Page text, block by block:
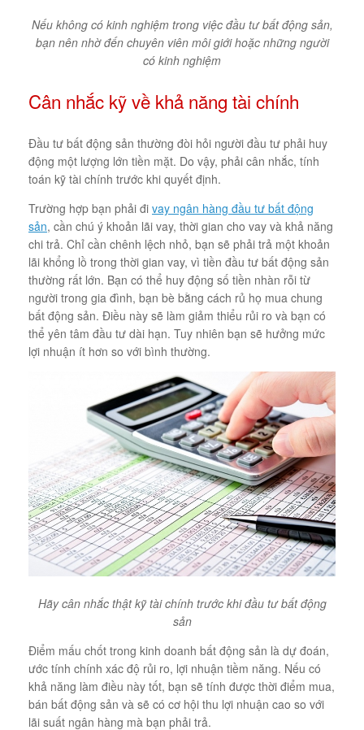
Nếu không có kinh nghiệm trong việc đầu tư bất động sản,
bạn nên nhờ đến chuyên viên môi giới hoặc những người
có kinh nghiệm
Cân nhắc kỹ về khả năng tài chính
Đầu tư bất động sản thường đòi hỏi người đầu tư phải huy
động một lượng lớn tiền mặt. Do vậy, phải cân nhắc, tính
toán kỹ tài chính trước khi quyết định.
Trường hợp bạn phải đi vay ngân hàng đầu tư bất động
sản, cần chú ý khoản lãi vay, thời gian cho vay và khả năng
chi trả. Chỉ cần chênh lệch nhỏ, bạn sẽ phải trả một khoản
lãi khổng lồ trong thời gian vay, vì tiền đầu tư bất động sản
thường rất lớn. Bạn có thể huy động số tiền nhàn rỗi từ
người trong gia đình, bạn bè bằng cách rủ họ mua chung
bất động sản. Điều này sẽ làm giảm thiểu rủi ro và bạn có
thể yên tâm đầu tư dài hạn. Tuy nhiên bạn sẽ hưởng mức
lợi nhuận ít hơn so với bình thường.
Hãy cân nhắc thật kỹ tài chính trước khi đầu tư bất động
sản
Điểm mấu chốt trong kinh doanh bất động sản là dự đoán,
ước tính chính xác độ rủi ro, lợi nhuận tiềm năng. Nếu có
khả năng làm điều này tốt, bạn sẽ tính được thời điểm mua,
bán bất động sản và sẽ có cơ hội thu lợi nhuận cao so với
lãi suất ngân hàng mà bạn phải trả.